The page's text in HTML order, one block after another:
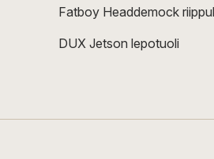
Fatboy Headdemock
DUX Jetson lepotuoli